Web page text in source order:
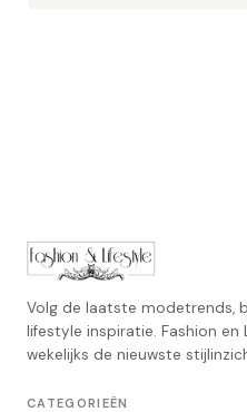
Volg de laatste modetrends,
lifestyle inspiratie. Fashion en
wekelijks de nieuwste
CATEGORIEËN